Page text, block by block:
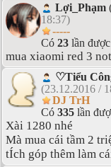
Lợi_Phạm
18:37)
-----
Có 23 lần
mua xiaomi red 3
♡Tiểu
(23.12.2016 /
DJ TrH
Có 335 lần
Xài 1280 nhé
Mà mua cái tầm 2
tÍch góp thêm làm